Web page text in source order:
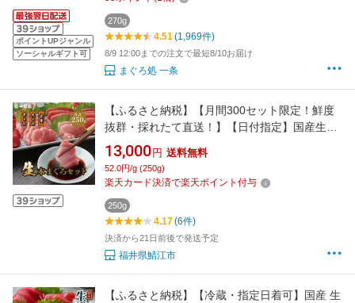
ポイントUPジャンル
ソーシャルギフト可
270g
4.51(1,969件)
8/9 12:00までの注文で最短8/10お届け
まぐろ処 一条
【ふるさと納税】【月間300セット限定！鮮度
抜群・採れたて直送！】【日付指定】国産生本
マグロ3種盛（大トロ 中トロ 赤身）合計約
250g 冷蔵 送料無料 福井県 鯖江市 鮪 本マグ
ロ 生マグロ 大とろ 中とろ 刺身 ネギトロ 海鮮
13,000 円 送料無料
52.0円/g (250g)
楽天カード決済で楽天ポイント付与
250g
4.17(6件)
決済から21日前後で発送予定
福井県鯖江市
【ふるさと納税】【冷蔵・指定日着可】国産 生